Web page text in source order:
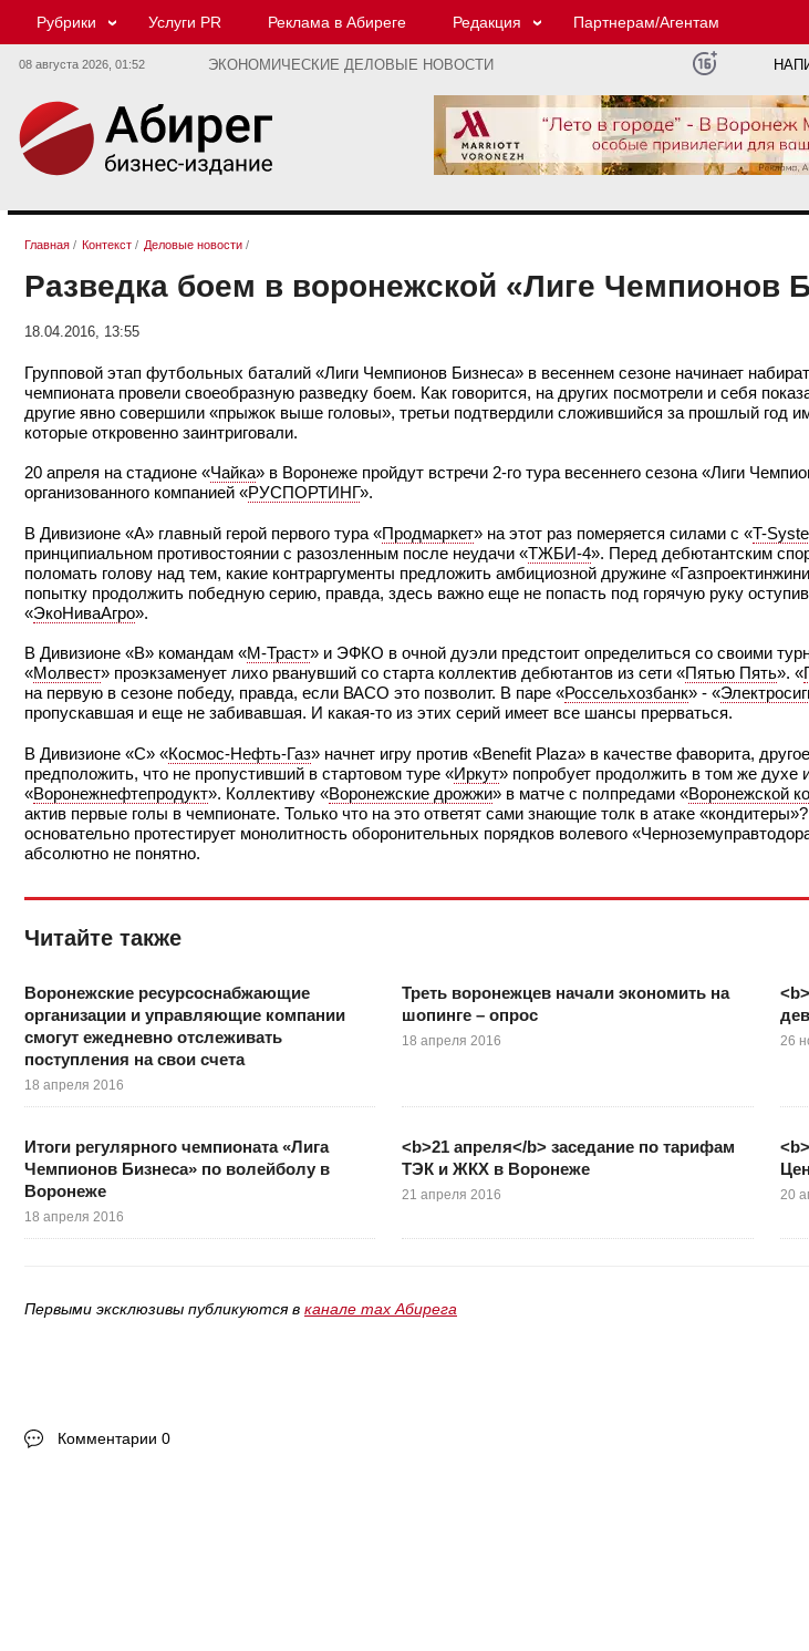
Рубрики Услуги PR Реклама в Абиреге Редакция Партнерам/Агентам
08 августа 2026, 01:52 ЭКОНОМИЧЕСКИЕ ДЕЛОВЫЕ НОВОСТИ
Главная / Контекст / Деловые новости /
Разведка боем в воронежской «Лиге Чемпионов
18.04.2016, 13:55
Групповой этап футбольных баталий «Лиги Чемпионов Бизнеса» в весеннем сезоне начинает
чемпионата провели своеобразную разведку боем. Как говорится, на других посмотрели и себя
другие явно совершили «прыжок выше головы», третьи подтвердили сложившийся за прошлый год
которые откровенно заинтриговали.
20 апреля на стадионе «Чайка» в Воронеже пройдут встречи 2-го тура весеннего сезона «Лиги
организованного компанией «РУСПОРТИНГ».
В Дивизионе «А» главный герой первого тура «Продмаркет» на этот раз померяется силами с «T-
принципиальном противостоянии с разозленным после неудачи «ТЖБИ-4». Перед дебютантским
поломать голову над тем, какие контраргументы предложить амбициозной дружине
попытку продолжить победную серию, правда, здесь важно еще не попасть под горячую руку
«ЭкоНиваАгро».
В Дивизионе «В» командам «М-Траст» и ЭФКО в очной дуэли предстоит определиться со своими
«Молвест» проэкзаменует лихо рванувший со старта коллектив дебютантов из сети «Пятью Пять». «
на первую в сезоне победу, правда, если ВАСО это позволит. В паре «Россельхозбанк» - «
пропускавшая и еще не забивавшая. И какая-то из этих серий имеет все шансы прерваться.
В Дивизионе «С» «Космос-Нефть-Газ» начнет игру против «Benefit Plaza» в качестве фаворита,
предположить, что не пропустивший в стартовом туре «Иркут» попробует продолжить в том же духе
«Воронежнефтепродукт». Коллективу «Воронежские дрожжи» в матче с полпредами «Воронежской
актив первые голы в чемпионате. Только что на это ответят сами знающие толк в атаке
основательно протестирует монолитность оборонительных порядков волевого
абсолютно не понятно.
Читайте также
Воронежские ресурсоснабжающие
организации и управляющие компании
смогут ежедневно отслеживать
поступления на свои счета
18 апреля 2016
Треть воронежцев начали экономить на
шопинге – опрос
18 апреля 2016 26
Итоги регулярного чемпионата «Лига
Чемпионов Бизнеса» по волейболу в
Воронеже
18 апреля 2016
<b>21 апреля</b> заседание по тарифам
ТЭК и ЖКХ в Воронеже
21 апреля 2016 20
Первыми эксклюзивы публикуются в канале max Абирега
Комментарии 0